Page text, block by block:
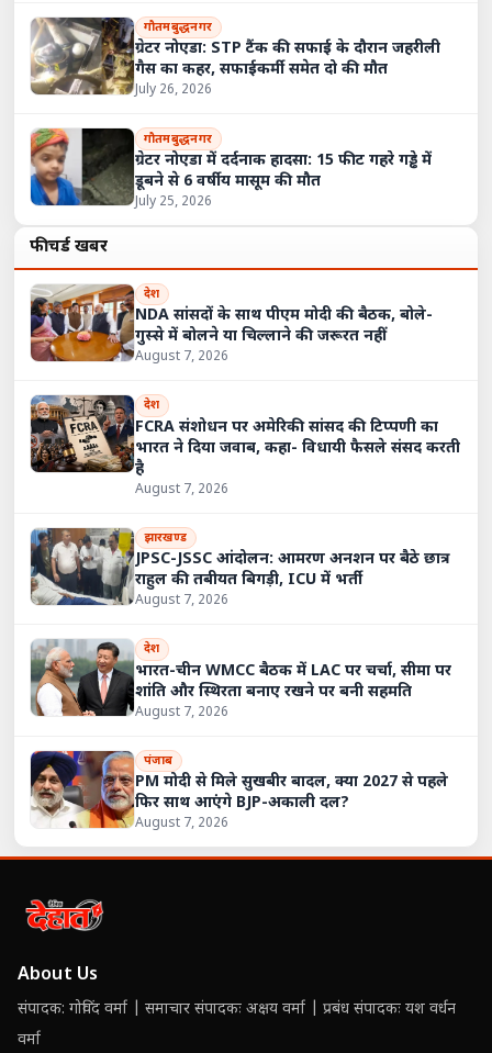
गौतमबुद्धनगर
ग्रेटर नोएडा: STP टैंक की सफाई के दौरान जहरीली
गैस का कहर, सफाईकर्मी समेत दो की मौत
July 26, 2026
गौतमबुद्धनगर
ग्रेटर नोएडा में दर्दनाक हादसा: 15 फीट गहरे गड्ढे में
डूबने से 6 वर्षीय मासूम की मौत
July 25, 2026
फीचर्ड खबरें
देश
NDA सांसदों के साथ पीएम मोदी की बैठक, बोले-
गुस्से में बोलने या चिल्लाने की जरूरत नहीं
August 7, 2026
देश
FCRA संशोधन पर अमेरिकी सांसद की टिप्पणी का
भारत ने दिया जवाब, कहा- विधायी फैसले संसद करती
है
August 7, 2026
झारखण्ड
JPSC-JSSC आंदोलन: आमरण अनशन पर बैठे छात्र
राहुल की तबीयत बिगड़ी, ICU में भर्ती
August 7, 2026
देश
भारत-चीन WMCC बैठक में LAC पर चर्चा, सीमा पर
शांति और स्थिरता बनाए रखने पर बनी सहमति
August 7, 2026
पंजाब
PM मोदी से मिले सुखबीर बादल, क्या 2027 से पहले
फिर साथ आएंगे BJP-अकाली दल?
August 7, 2026
About Us
संपादक: गोविंद वर्मा | समाचार संपादकः अक्षय वर्मा | प्रबंध संपादकः यश वर्धन
वर्मा